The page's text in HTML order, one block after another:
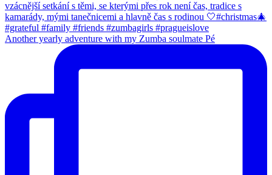
Another yearly adventure with my Zumba soulmate Pé